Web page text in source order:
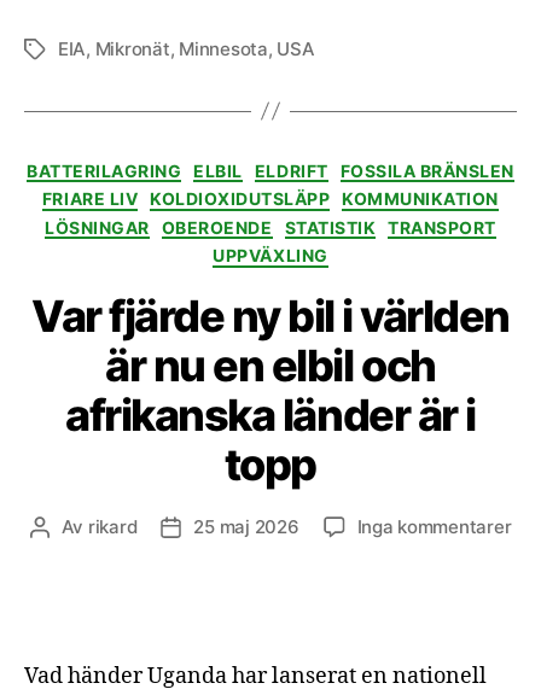
Etiketter
EIA, Mikronät, Minnesota, USA
Kategorier
BATTERILAGRING ELBIL ELDRIFT
FOSSILA BRÄNSLEN
FRIARE LIV KOLDIOXIDUTSLÄPP
KOMMUNIKATION
LÖSNINGAR
OBEROENDE STATISTIK
TRANSPORT
UPPVÄXLING
Var fjärde ny bil i världen
är nu en elbil och
afrikanska länder är i
topp
Inläggsförfattare
Av rikard Inläggsdatum
25 maj 2026 Inga kommentarertill
Vad händer Uganda har lanserat en nationell